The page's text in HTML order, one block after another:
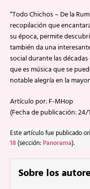
“Todo Chichos – De la
recopilación que
su época, permite
también da una
social durante las
que es música que se
notable alegría en la
Artículo por: F-MHop
(Fecha de publicación:
Este artículo fue publicado
18 (sección: Panorama).
Sobre los